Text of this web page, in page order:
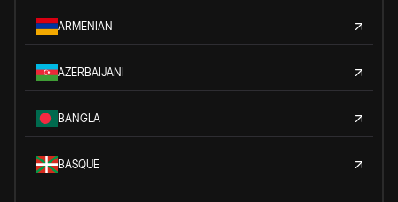
ARMENIAN
AZERBAIJANI
BANGLA
BASQUE